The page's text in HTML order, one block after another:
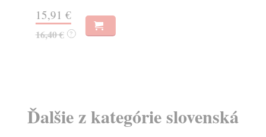
15,91 €
16,40 € ?
Ďalšie z kategórie slovenská